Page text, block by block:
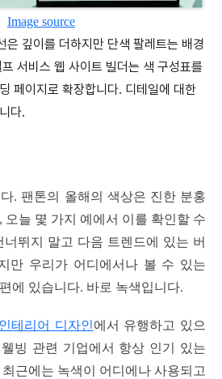
Image source
은 깊이를 더하지만 단색 팔레트는 배경
서비스 웹 사이트 빌더는 색 구성표를
페이지로 확장합니다. 디테일에 대한
다.
. 팬톤의 올해의 색상은 진한 분홍
오늘 몇 가지 예에서 이를 확인할 수
뛰지 말고 다음 트렌드에 있는 버
만 우리가 어디에서나 볼 수 있는
에 있습니다. 바로 녹색입니다.
인테리어 디자인에서 유행하고 있으
빙 관련 기업에서 항상 인기 있는
근에는 녹색이 어디에나 사용되고